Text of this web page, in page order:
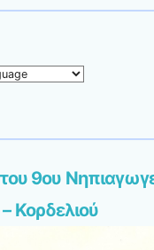
9ου
Κορδελιού